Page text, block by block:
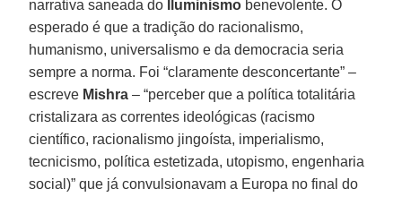
narrativa saneada do
Iluminismo benevolente. O
esperado é que a tradição do racionalismo,
humanismo, universalismo e da democracia seria
sempre a norma. Foi “claramente desconcertante” –
escreve Mishra – “perceber que a política totalitária
cristalizara as correntes ideológicas (racismo
científico, racionalismo jingoísta, imperialismo,
tecnicismo, política estetizada, utopismo, engenharia
social)” que já convulsionavam a Europa no final do